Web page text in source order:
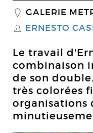
_ GALERIE
S ERNESTO
Le travail
combinaison
de son
très colorées
organisations